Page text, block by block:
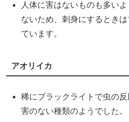
人体に害はないものも多い
ないため、刺身にするとき
ています。
アオリイカ
稀にブラックライトで虫の
害のない種類のようでした。